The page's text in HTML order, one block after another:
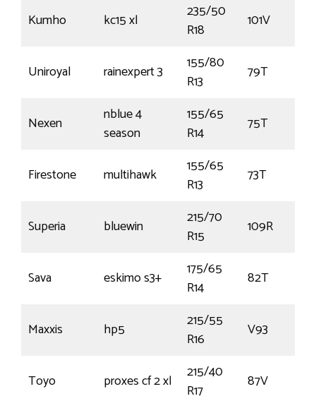
Kumho kc15 xl
235/50
R18
101V
Uniroyal rainexpert 3
155/80
R13
79T
Nexen
nblue 4
season
155/65
R14
75T
Firestone multihawk
155/65
R13
73T
Superia bluewin
215/70
R15
109R
Sava eskimo s3+
175/65
R14
82T
Maxxis hp5
215/55
R16
V93
Toyo proxes cf 2 xl
215/40
R17
87V